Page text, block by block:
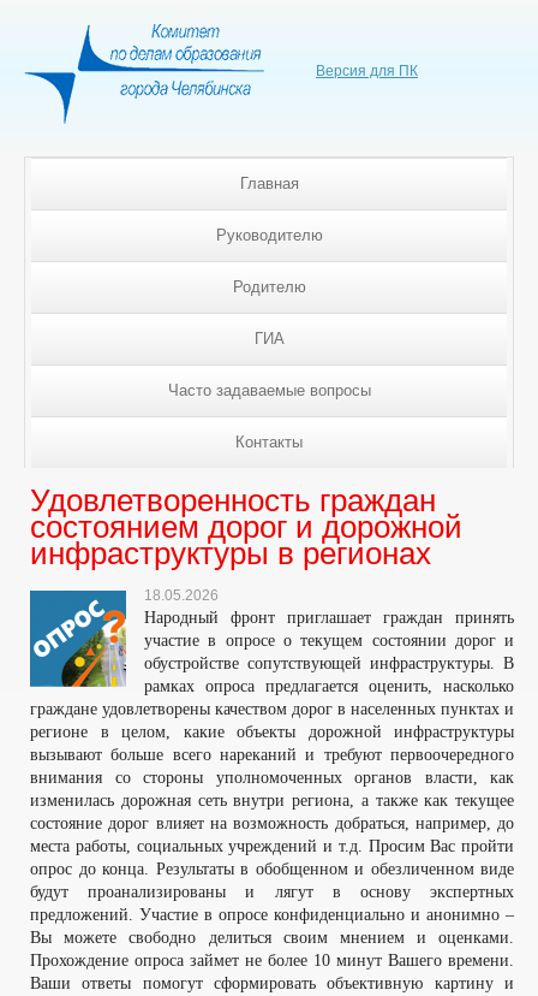
Версия для ПК
Главная
Руководителю
Родителю
ГИА
Часто задаваемые вопросы
Контакты
Удовлетворенность граждан
состоянием дорог и дорожной
инфраструктуры в регионах
18.05.2026
Народный фронт приглашает граждан принять
участие в опросе о текущем состоянии дорог и
обустройстве сопутствующей инфраструктуры. В
рамках опроса предлагается оценить, насколько
граждане удовлетворены качеством дорог в населенных пунктах и
регионе в целом, какие объекты дорожной инфраструктуры
вызывают больше всего нареканий и требуют первоочередного
внимания со стороны уполномоченных органов власти, как
изменилась дорожная сеть внутри региона, а также как текущее
состояние дорог влияет на возможность добраться, например, до
места работы, социальных учреждений и т.д. Просим Вас пройти
опрос до конца. Результаты в обобщенном и обезличенном виде
будут проанализированы и лягут в основу экспертных
предложений. Участие в опросе конфиденциально и анонимно –
Вы можете свободно делиться своим мнением и оценками.
Прохождение опроса займет не более 10 минут Вашего времени.
Ваши ответы помогут сформировать объективную картину и